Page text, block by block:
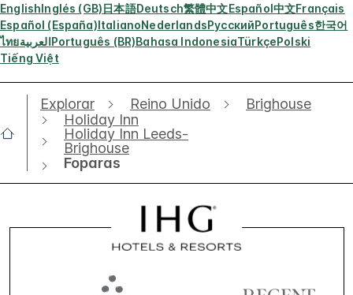
EnglishInglés (GB)日本語Deutsch繁體中文Español中文Français
Español (España)ItalianoNederlandsРусскийPortuguês한국어
ไทยالعربيةPortuguês (BR)Bahasa IndonesiaTürkçePolski
Tiếng Việt
Explorar Reino Unido
Brighouse
Holiday Inn
Holiday Inn Leeds-
Brighouse
Foparas